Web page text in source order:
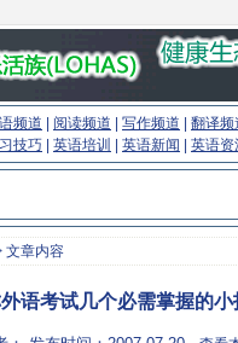
频道 阅读频道 写作频道
翻译频
技巧 英语培训 英语新闻 英语资
文章内容
语考试几个必需掌握的小